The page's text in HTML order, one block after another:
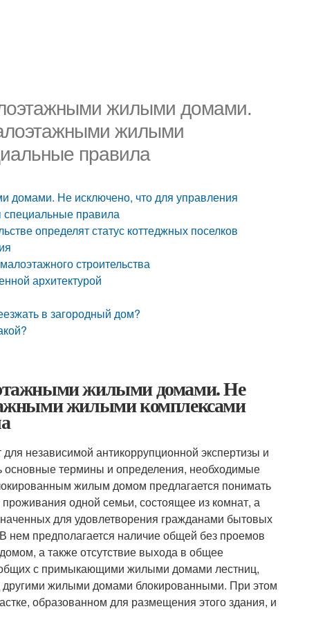
жилыми домами.
жилыми
правила
Не исключено, что для управления
правила
определят статус коттеджных поселков
строительства
архитектурой
в загородный дом?
жилыми домами. Не
жилыми комплексами
независимой антикоррупционной экспертизы и
основные термины и определения, необходимые
жилым домом предлагается понимать
одной семьи, состоящее из комнат, а
для удовлетворения гражданами бытовых
предполагается наличие общей без проемов
а также отсутствие выхода в общее
с примыкающими жилыми домами лестниц,
жилыми домами блокированными. При этом
образованном для размещения этого здания, и